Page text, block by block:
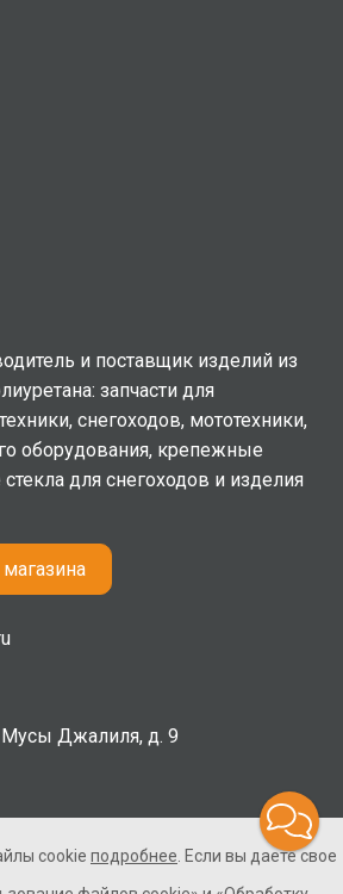
и поставщик изделий из
запчасти для
снегоходов, мототехники,
оборудования, крепежные
для снегоходов и изделия
Мусы Джалиля, д. 9
Все права защищены. Не
cookie подробнее . Если вы даете свое